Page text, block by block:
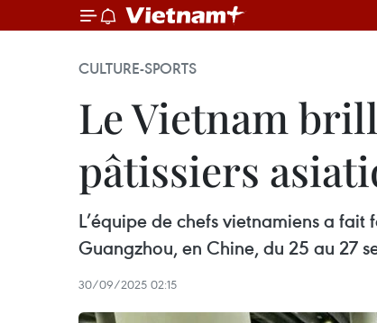
CULTURE-SPORTS
Le Vietnam
pâtissiers
L’équipe de chefs vietnamiens a fait
Guangzhou, en Chine, du 25 au 27
30/09/2025 02:15